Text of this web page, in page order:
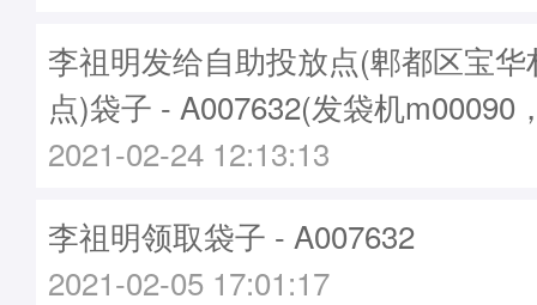
李祖明发给自助投放点(郫都区宝
点)袋子 - A007632(发袋机m00090
2021-02-24 12:13:13
李祖明领取袋子 - A007632
2021-02-05 17:01:17